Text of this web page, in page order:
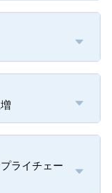
ライチェー